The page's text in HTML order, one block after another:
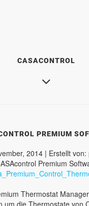
CASACONTROL
PREMIUM
2014 | Erstellt von:
Premium
Thermostat